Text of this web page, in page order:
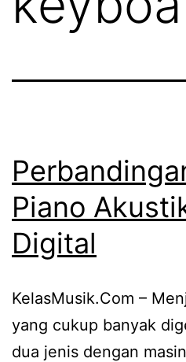
Piano
Digital
KelasMusik.Com –
yang cukup banyak
dua jenis dengan